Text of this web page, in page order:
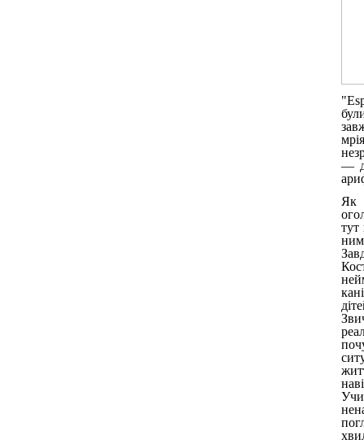
—
Як
тут
ним